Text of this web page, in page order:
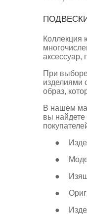
Коллекция
аксессуар,
При выборе
изделиями
образ,
В нашем
вы
●
●
●
●
●